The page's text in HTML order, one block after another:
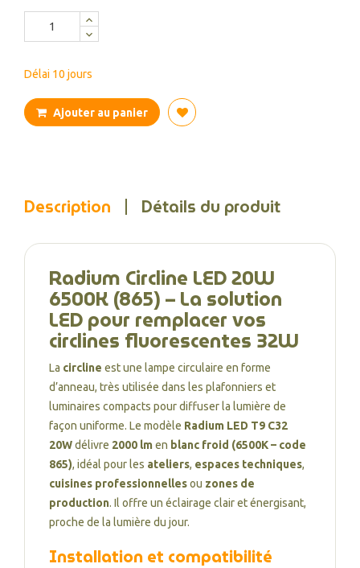
Délai 10 jours
Ajouter au panier
Description Détails du produit
Radium Circline LED 20W
6500K (865) – La solution
LED pour remplacer vos
circlines fluorescentes 32W
La circline est une lampe circulaire en forme
d’anneau, très utilisée dans les plafonniers et
luminaires compacts pour diffuser la lumière de
façon uniforme. Le modèle Radium LED T9 C32
20Wdélivre 2000 lmen blanc froid (6500K – code
865), idéal pour les ateliers, espaces techniques,
cuisines professionnellesou zones de
production. Il offre un éclairage clair et énergisant,
proche de la lumière du jour.
Installation et compatibilité